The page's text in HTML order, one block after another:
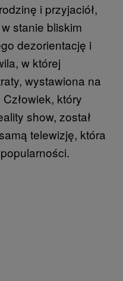
i przyjaciół,
stanie bliskim
dezorientację i
w której
wystawiona na
który
show, został
telewizję, która